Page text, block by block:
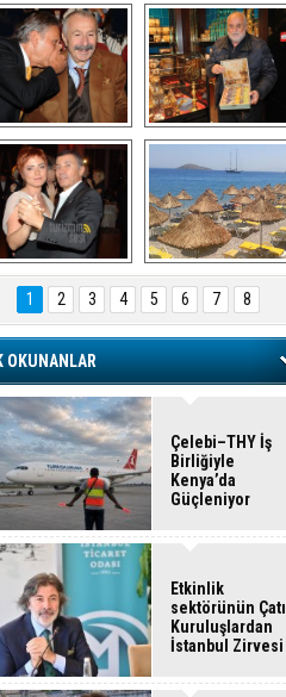
ULUSOY ve
BAĞLIKAYA
Avni Ongurlar ile
DEDEMAN
TATİL
1
2 3 4 5 6 7 8
OKUNANLAR
Çelebi–THY İş
Birliğiyle
Kenya’da
Güçleniyor
Etkinlik
sektörünün Çatı
Kuruluşlardan
İstanbul Zirvesi